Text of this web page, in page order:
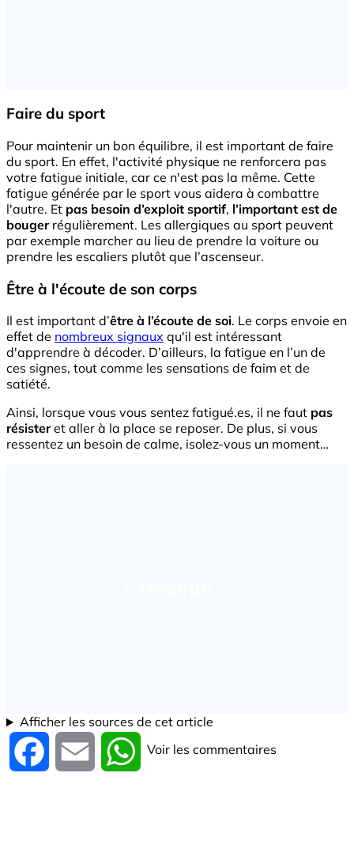
Faire du sport
Pour maintenir un bon équilibre, il est important de faire
du sport. En effet, l'activité physique ne renforcera pas
votre fatigue initiale, car ce n'est pas la même. Cette
fatigue générée par le sport vous aidera à combattre
l'autre. Et pas besoin d’exploit sportif, l’important est de
bougerrégulièrement. Les allergiques au sport peuvent
par exemple marcher au lieu de prendre la voiture ou
prendre les escaliers plutôt que l’ascenseur.
Être à l'écoute de son corps
Il est important d’être à l’écoute de soi. Le corps envoie en
effet de nombreux signaux qu'il est intéressant
d'apprendre à décoder. D’ailleurs, la fatigue en l’un de
ces signes, tout comme les sensations de faim et de
satiété.
Ainsi, lorsque vous vous sentez fatigué.es, il ne faut pas
résisteret aller à la place se reposer. De plus, si vous
ressentez un besoin de calme, isolez-vous un moment…
Afficher les sources de cet article
Facebook Email WhatsApp
Voir les commentaires